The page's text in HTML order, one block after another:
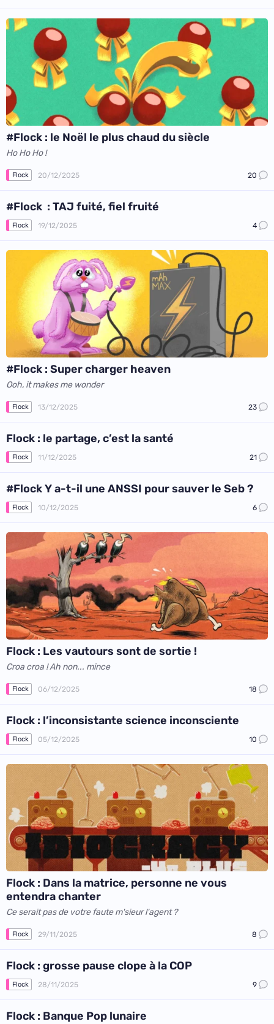
#Flock : le Noël le plus chaud du siècle
Ho Ho Ho !
Flock 20/12/2025 20
#Flock : TAJ fuité, fiel fruité
Flock 19/12/2025 4
#Flock : Super charger heaven
Ooh, it makes me wonder
Flock 13/12/2025 23
Flock : le partage, c’est la santé
Flock 11/12/2025 21
#Flock Y a-t-il une ANSSI pour sauver le Seb ?
Flock 10/12/2025 6
Flock : Les vautours sont de sortie !
Croa croa ! Ah non... mince
Flock 06/12/2025 18
Flock : l’inconsistante science inconsciente
Flock 05/12/2025 10
Flock : Dans la matrice, personne ne vous
entendra chanter
Ce serait pas de votre faute m'sieur l'agent ?
Flock 29/11/2025 8
Flock : grosse pause clope à la COP
Flock 28/11/2025 9
Flock : Banque Pop lunaire